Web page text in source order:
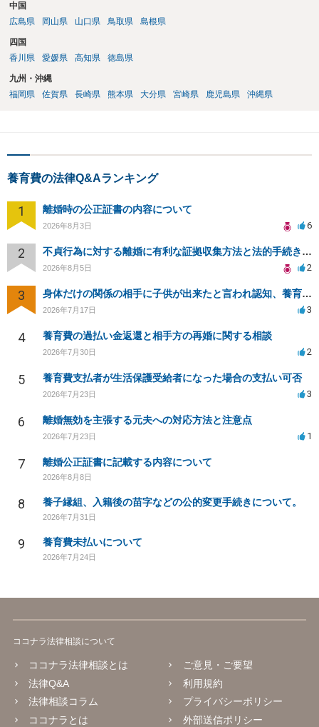
中国
広島県
岡山県 山口県 鳥取県 島根県
四国
香川県
愛媛県 高知県 徳島県
九州・沖縄
福岡県
佐賀県 長崎県 熊本県 大分県 宮崎県 鹿児島県 沖縄県
養育費の法律Q&Aランキング
1 離婚時の公正証書の内容について
2026年8月3日 6
2 不貞行為に対する離婚に有利な証拠収集方法と法的手続きについて
2026年8月5日 2
3 身体だけの関係の相手に子供が出来たと言われ認知、養育費を要求されているが自身の子供か分からない
2026年7月17日 3
4 養育費の過払い金返還と相手方の再婚に関する相談
2026年7月30日 2
5 養育費支払者が生活保護受給者になった場合の支払い可否
2026年7月23日 3
6 離婚無効を主張する元夫への対応方法と注意点
2026年7月23日 1
7 離婚公正証書に記載する内容について
2026年8月8日
8 養子縁組、入籍後の苗字などの公的変更手続きについて。
2026年7月31日
9 養育費未払いについて
2026年7月24日
ココナラ法律相談について
ココナラ法律相談とは
法律Q&A
法律相談コラム
ココナラとは
ご意見・ご要望
利用規約
プライバシーポリシー
外部送信ポリシー